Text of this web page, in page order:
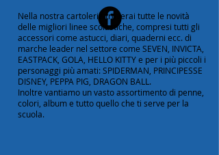
Nella nostra cartoleria troverai tutte le novità
delle migliori linee scolastiche, compresi tutti gli
accessori come astucci, diari, quaderni ecc. di
marche leader nel settore come SEVEN, INVICTA,
EASTPACK, GOLA, HELLO KITTY e per i più piccoli i
personaggi più amati: SPIDERMAN, PRINCIPESSE
DISNEY, PEPPA PIG, DRAGON BALL.
Inoltre vantiamo un vasto assortimento di penne,
colori, album e tutto quello che ti serve per la
scuola.